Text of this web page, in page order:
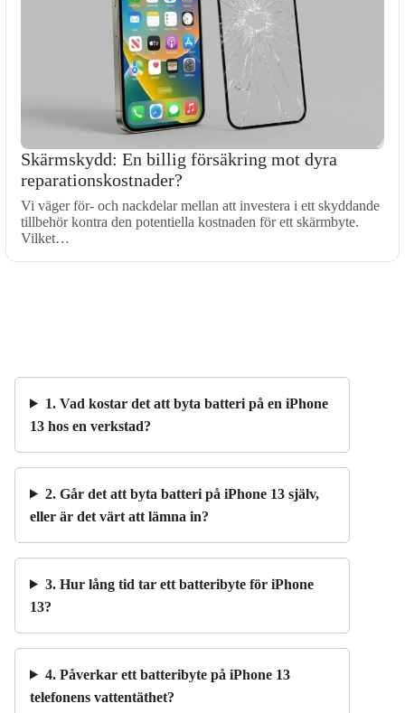
Skärmskydd: En billig försäkring mot dyra
reparationskostnader?
Vi väger för- och nackdelar mellan att investera i ett skyddande
tillbehör kontra den potentiella kostnaden för ett skärmbyte.
Vilket…
1. Vad kostar det att byta batteri på en iPhone
13 hos en verkstad?
2. Går det att byta batteri på iPhone 13 själv,
eller är det värt att lämna in?
3. Hur lång tid tar ett batteribyte för iPhone
13?
4. Påverkar ett batteribyte på iPhone 13
telefonens vattentäthet?